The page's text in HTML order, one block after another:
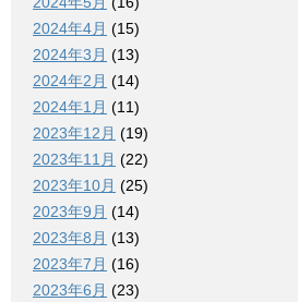
2024年4月 (15)
2024年3月 (13)
2024年2月 (14)
2024年1月 (11)
2023年12月 (19)
2023年11月 (22)
2023年10月 (25)
2023年9月 (14)
2023年8月 (13)
2023年7月 (16)
2023年6月 (23)